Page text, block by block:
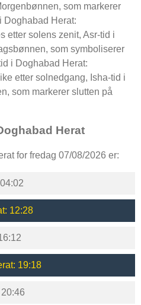
som markerer
Doghabad Herat:
etter solens zenit, Asr-tid i
som symboliserer
i Doghabad Herat:
etter solnedgang, Isha-tid i
som markerer slutten på
Herat
for fredag 07/08/2026 er:
12:28
19:18